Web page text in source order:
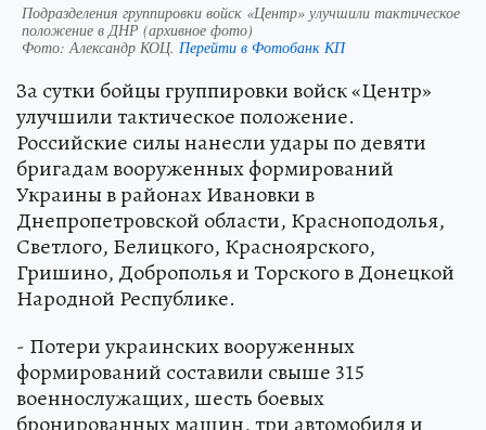
Подразделения группировки войск «Центр» улучшили тактическое
положение в ДНР (архивное фото)
Фото: Александр КОЦ. Перейти в Фотобанк КП
За сутки бойцы группировки войск «Центр»
улучшили тактическое положение.
Российские силы нанесли удары по девяти
бригадам вооруженных формирований
Украины в районах Ивановки в
Днепропетровской области, Красноподолья,
Светлого, Белицкого, Красноярского,
Гришино, Доброполья и Торского в Донецкой
Народной Республике.
- Потери украинских вооруженных
формирований составили свыше 315
военнослужащих, шесть боевых
бронированных машин, три автомобиля и